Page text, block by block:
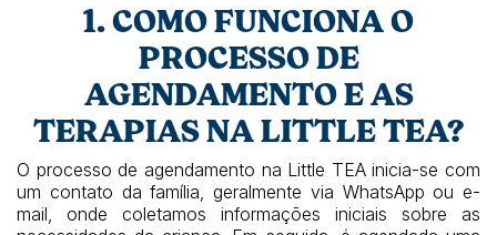
1. COMO FUNCIONA O
PROCESSO DE
AGENDAMENTO E AS
TERAPIAS NA LITTLE TEA?
O processo de agendamento na Little TEA inicia-se com
um contato da família, geralmente via WhatsApp ou e-
mail, onde coletamos informações iniciais sobre as